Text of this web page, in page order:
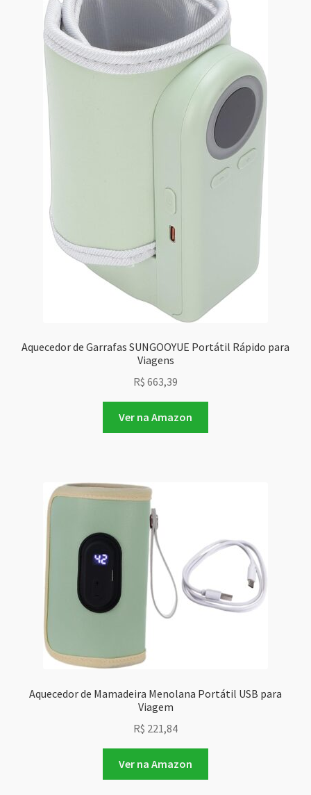
Aquecedor de Garrafas SUNGOOYUE Portátil Rápido para
Viagens
R$ 663,39
Ver na Amazon
Aquecedor de Mamadeira Menolana Portátil USB para
Viagem
R$ 221,84
Ver na Amazon